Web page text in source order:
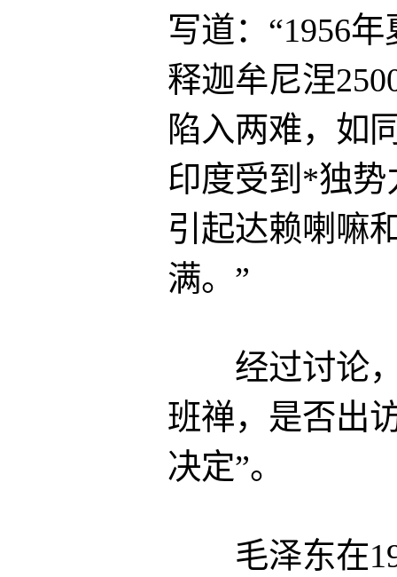
写道：“1956
释迦牟尼涅
陷入两难，如
印度受到*独
引起达赖喇嘛
满。”
经过讨论，
班禅，是否出
决定”。
毛泽东在